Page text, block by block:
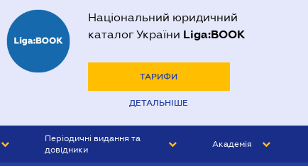
Національний юридичний
каталог України Liga:BOOK
ТАРИФИ
ДЕТАЛЬНІШЕ
Періодичні видання та
довідники
Академія